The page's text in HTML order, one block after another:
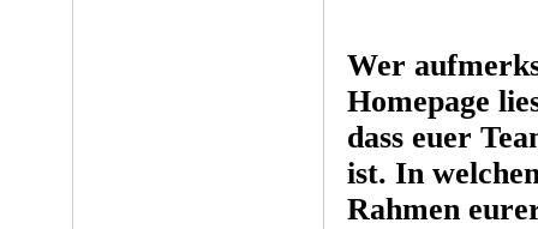
Wer
Homepage
dass euer
ist. In
Rahmen